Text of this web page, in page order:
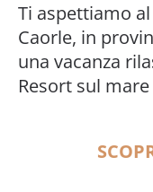
Ti aspettiamo
Caorle, in
una vacanza
Resort sul